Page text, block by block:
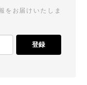
をお届けいたしま
登録